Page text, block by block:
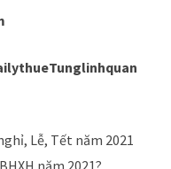
Lễ, Tết năm 2021